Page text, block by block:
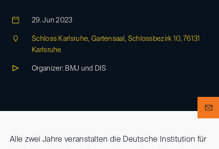
29. Jun 2023
Schloss Karlsruhe, Gartensaal, Schlossbezirk 10, 76131
Karlsruhe
Organizer: BMJ und DIS
Alle zwei Jahre veranstalten die Deutsche Institution für